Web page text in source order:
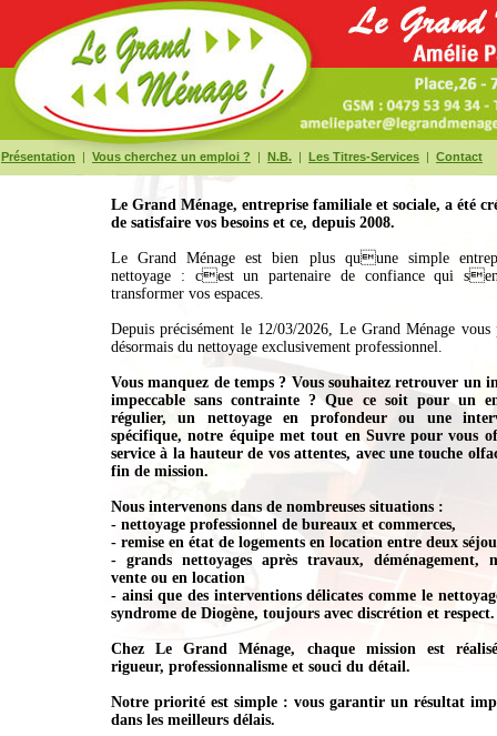
Présentation | Vous cherchez un emploi ? | N.B. | Les Titres-Services | Contact
Le Grand Ménage, entreprise familiale et sociale, a été
de satisfaire vos besoins et ce, depuis 2008.
Le Grand Ménage est bien plus quune simple
nettoyage : cest un partenaire de confiance qui
transformer vos espaces.
Depuis précisément le 12/03/2026, Le Grand Ménage vous
désormais du nettoyage exclusivement professionnel.
Vous manquez de temps ? Vous souhaitez retrouver un
impeccable sans contrainte ? Que ce soit pour un
régulier, un nettoyage en profondeur ou une
spécifique, notre équipe met tout en Suvre pour vous
service à la hauteur de vos attentes, avec une touche
fin de mission.
Nous intervenons dans de nombreuses situations :
- nettoyage professionnel de bureaux et commerces,
- remise en état de logements en location entre deux
- grands nettoyages après travaux, déménagement,
vente ou en location
- ainsi que des interventions délicates comme le
syndrome de Diogène, toujours avec discrétion et respect.
Chez Le Grand Ménage, chaque mission est
rigueur, professionnalisme et souci du détail.
Notre priorité est simple : vous garantir un résultat
dans les meilleurs délais.